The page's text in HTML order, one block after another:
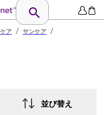
ア / サンケア /
並び替え